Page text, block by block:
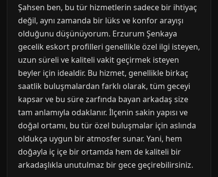
Şahsen ben, bu tür hizmetlerin sadece bir ihtiyaç
değil, aynı zamanda bir lüks ve konfor arayışı
olduğunu düşünüyorum. Erzurum Şenkaya
gecelik eskort profilleri genellikle özel ilgi isteyen,
uzun süreli ve kaliteli vakit geçirmek isteyen
beyler için idealdir. Bu hizmet, genellikle birkaç
saatlik buluşmalardan farklı olarak, tüm geceyi
kapsar ve bu süre zarfında bayan arkadaş size
tam anlamıyla odaklanır. İlçenin sakin yapısı ve
doğal ortamı, bu tür özel buluşmalar için aslında
oldukça uygun bir atmosfer sunar. Yani, hem
doğayla iç içe bir ortamda hem de kaliteli bir
arkadaşlıkla unutulmaz bir gece geçirebilirsiniz.